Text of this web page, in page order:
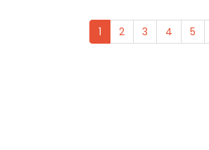
1 2 3 4 5